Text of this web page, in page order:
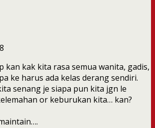
kan kak kita rasa semua wanita, gadis,
ke harus ada kelas derang sendiri.
senang je siapa pun kita jgn le
or keburukan kita… kan?